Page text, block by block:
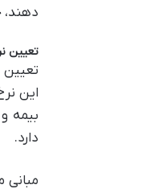
دهند،
تعیین نرخ دیه
این
بیمه
دارد.
مبانی